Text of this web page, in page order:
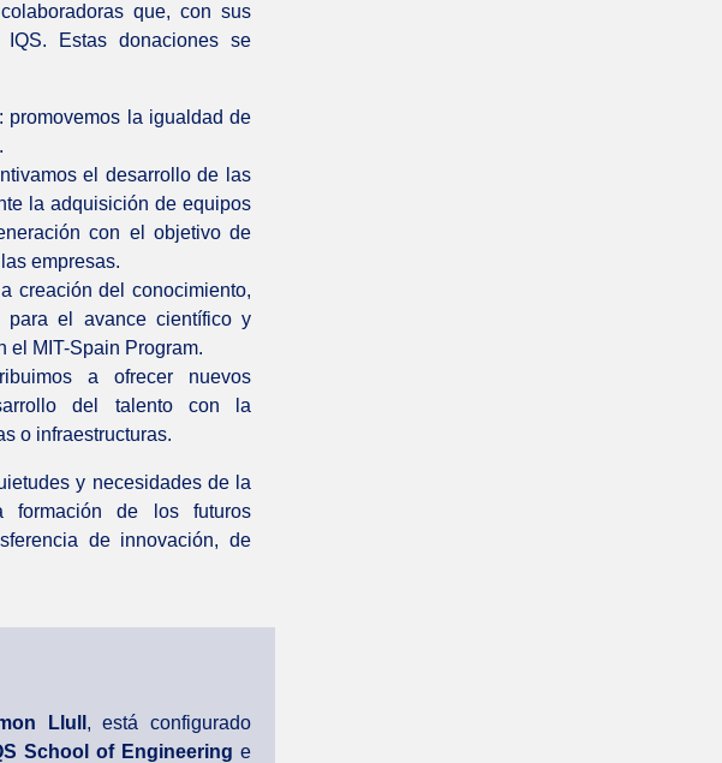
que, con sus
Estas donaciones se
promovemos la igualdad de
el desarrollo de las
la adquisición de equipos
con el objetivo de
empresas.
creación del conocimiento,
para el avance científico y
el MIT-Spain Program.
a ofrecer nuevos
del talento con la
o infraestructuras.
y necesidades de la
de los futuros
de innovación, de
Llull , está configurado
School of Engineering e